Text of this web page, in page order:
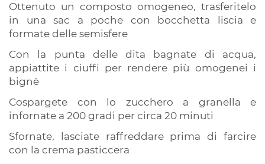
Ottenuto un composto omogeneo, trasferitelo
in una sac a poche con bocchetta liscia e
formate delle semisfere
Con la punta delle dita bagnate di acqua,
appiattite i ciuffi per rendere più omogenei i
bignè
Cospargete con lo zucchero a granella e
infornate a 200 gradi per circa 20 minuti
Sfornate, lasciate raffreddare prima di farcire
con la crema pasticcera